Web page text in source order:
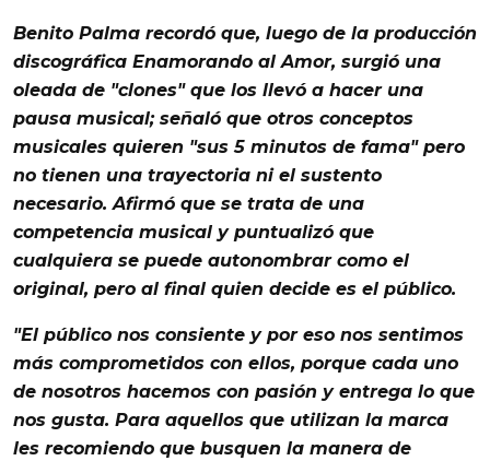
Benito Palma recordó que, luego de la producción
discográfica Enamorando al Amor, surgió una
oleada de "clones" que los llevó a hacer una
pausa musical; señaló que otros conceptos
musicales quieren "sus 5 minutos de fama" pero
no tienen una trayectoria ni el sustento
necesario. Afirmó que se trata de una
competencia musical y puntualizó que
cualquiera se puede autonombrar como el
original, pero al final quien decide es el público.
"El público nos consiente y por eso nos sentimos
más comprometidos con ellos, porque cada uno
de nosotros hacemos con pasión y entrega lo que
nos gusta. Para aquellos que utilizan la marca
les recomiendo que busquen la manera de